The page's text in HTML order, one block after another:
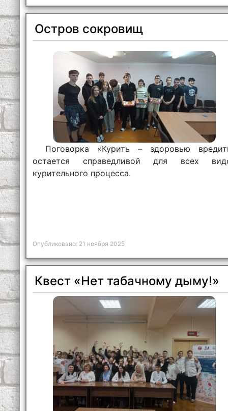
Остров сокровищ
Поговорка «Курить – здоровью
остается справедливой для всех
курительного процесса.
Опубликовано: 21 ноября 2025
Квест «Нет табачному дыму!»